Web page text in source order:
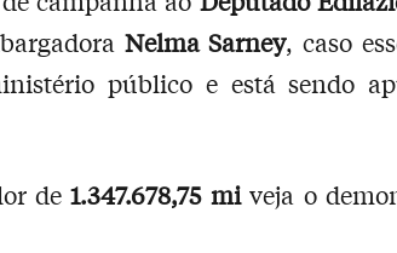
Nelma Sarney, caso
público e está sendo
de1.347.678,75 miveja o